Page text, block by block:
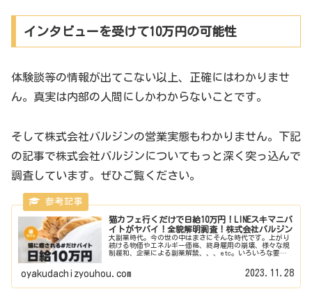
インタビューを受けて10万円の可能性
体験談等の情報が出てこない以上、正確にはわかりませ
ん。真実は内部の人間にしかわからないことです。
そして株式会社バルジンの営業実態もわかりません。下記
の記事で株式会社バルジンについてもっと深く突っ込んで
調査しています。ぜひご覧ください。
猫カフェ行くだけで日給10万円！LINEスキマニバ
イトがヤバイ！全貌解明調査！株式会社バルジン
大副業時代。今の世の中はまさにそんな時代です。上がり
続ける物価やエネルギー価格、終身雇用の崩壊、様々な規
制緩和、企業による副業解禁、、、etc。いろいろな要因
oyakudachizyouhou.com 2023.11.28